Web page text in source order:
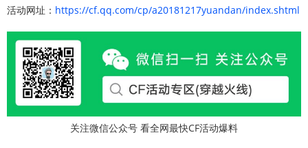
活动网址： https://cf.qq.com/cp/a20181217yuandan/index.shtml
关注微信公众号 看全网最快CF活动爆料